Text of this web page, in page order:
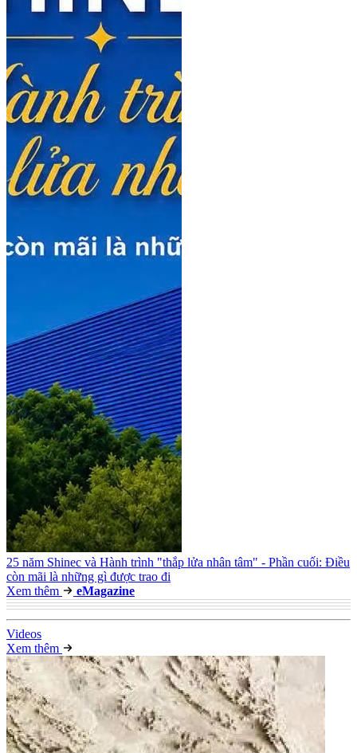
25 năm Shinec và Hành trình "thắp lửa nhân tâm" - Phần cuối: Điều
còn mãi là những gì được trao đi
Xem thêm
eMagazine
Videos
Xem thêm